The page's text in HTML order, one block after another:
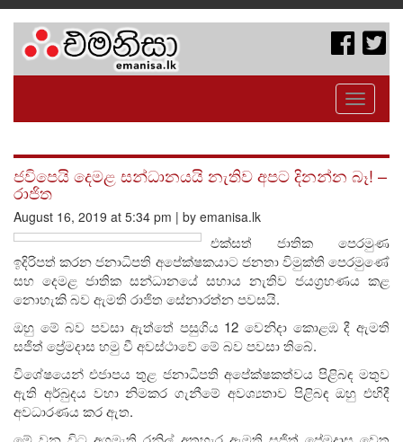
Toggle
ජවිපෙයි දෙමළ සන්ධානයයි නැතිව අපට දිනන්න බෑ! –
රාජිත
August 16, 2019 at 5:34 pm | by emanisa.lk
එක්සත් ජාතික පෙරමුණ
ඉදිරිපත් කරන ජනාධිපති අපේක්ෂකයාට ජනතා විමුක්ති පෙරමුණේ
සහ දෙමළ ජාතික සන්ධානයේ සහාය නැතිව ජයග්‍රහණය කළ
නොහැකි බව ඇමති රාජිත සේනාරත්න පවසයි.
ඔහු මේ බව පවසා ඇත්තේ පසුගිය 12 වෙනිදා කොළඹ දී ඇමති
සජිත් ප්‍රේමදාස හමු වී අවස්ථාවේ මේ බව පවසා තිබේ.
විශේෂ‍යෙන් එජාපය තුළ ජනාධිපති අපේක්ෂකත්වය පිළිබඳ මතුව
ඇති අර්බුදය වහා නිමකර ගැනීමේ අවශ්‍යතාව පිළිබඳ ඔහු එහිදී
අවධාරණය කර ඇත.